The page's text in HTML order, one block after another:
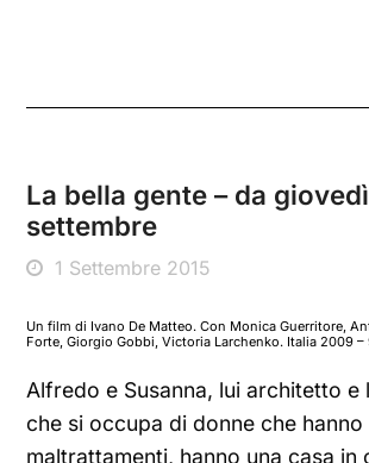
La bella gente – da
settembre
1 Settembre 2015
Un film di Ivano De Matteo. Con Monica Guerritore,
Forte, Giorgio Gobbi, Victoria Larchenko. Italia 2009 –
Alfredo e Susanna, lui architetto e
che si occupa di donne che hanno
maltrattamenti, hanno una casa in